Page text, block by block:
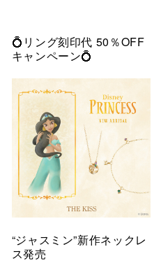
💍リング刻印代 50％OFF
キャンペーン💍
“ジャスミン”新作ネックレ
ス発売